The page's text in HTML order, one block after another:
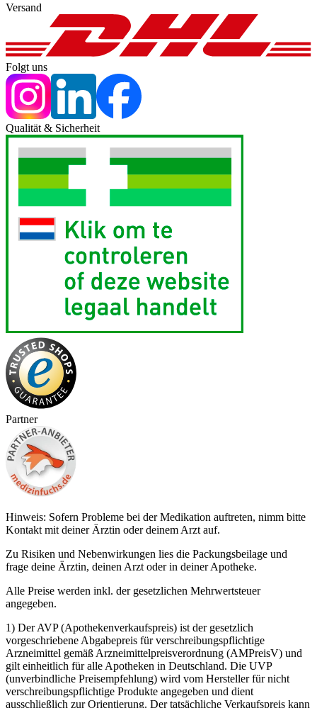
Versand
Folgt uns
Qualität & Sicherheit
Partner
Hinweis: Sofern Probleme bei der Medikation auftreten, nimm bitte
Kontakt mit deiner Ärztin oder deinem Arzt auf.
Zu Risiken und Nebenwirkungen lies die Packungsbeilage und
frage deine Ärztin, deinen Arzt oder in deiner Apotheke.
Alle Preise werden inkl. der gesetzlichen Mehrwertsteuer
angegeben.
1) Der AVP (Apothekenverkaufspreis) ist der gesetzlich
vorgeschriebene Abgabepreis für verschreibungspflichtige
Arzneimittel gemäß Arzneimittelpreisverordnung (AMPreisV) und
gilt einheitlich für alle Apotheken in Deutschland. Die UVP
(unverbindliche Preisempfehlung) wird vom Hersteller für nicht
verschreibungspflichtige Produkte angegeben und dient
ausschließlich zur Orientierung. Der tatsächliche Verkaufspreis kann